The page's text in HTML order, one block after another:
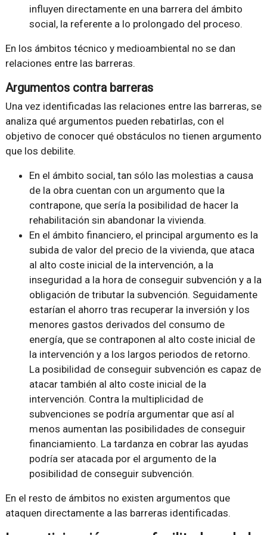
influyen directamente en una barrera del ámbito
social, la referente a lo prolongado del proceso.
En los ámbitos técnico y medioambiental no se dan
relaciones entre las barreras.
Argumentos contra barreras
Una vez identificadas las relaciones entre las barreras, se
analiza qué argumentos pueden rebatirlas, con el
objetivo de conocer qué obstáculos no tienen argumento
que los debilite.
En el ámbito social, tan sólo las molestias a causa
de la obra cuentan con un argumento que la
contrapone, que sería la posibilidad de hacer la
rehabilitación sin abandonar la vivienda.
En el ámbito financiero, el principal argumento es la
subida de valor del precio de la vivienda, que ataca
al alto coste inicial de la intervención, a la
inseguridad a la hora de conseguir subvención y a la
obligación de tributar la subvención. Seguidamente
estarían el ahorro tras recuperar la inversión y los
menores gastos derivados del consumo de
energía, que se contraponen al alto coste inicial de
la intervención y a los largos periodos de retorno.
La posibilidad de conseguir subvención es capaz de
atacar también al alto coste inicial de la
intervención. Contra la multiplicidad de
subvenciones se podría argumentar que así al
menos aumentan las posibilidades de conseguir
financiamiento. La tardanza en cobrar las ayudas
podría ser atacada por el argumento de la
posibilidad de conseguir subvención.
En el resto de ámbitos no existen argumentos que
ataquen directamente a las barreras identificadas.